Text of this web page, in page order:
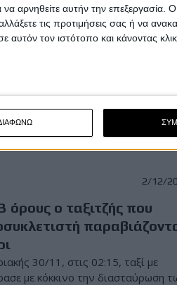
αρνηθείτε αυτήν την επεξεργασία.
τις προτιμήσεις σας ή να
τον ιστότοπο και κάνοντας
τους δύο θανάτους σε
οι
2/12/
όρους ο ταξιτζής που
30/11, στις 02:15, ταξί με
με κόκκινο την διασταύρωση